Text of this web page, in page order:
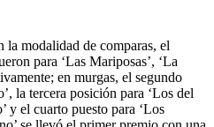
la modalidad de comparas, el
para ‘Las Mariposas’, ‘La
en murgas, el segundo
la tercera posición para ‘Los del
y el cuarto puesto para ‘Los